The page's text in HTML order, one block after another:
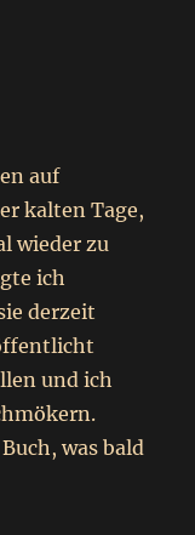
auf
kalten Tage,
wieder zu
ich
derzeit
und ich
was bald